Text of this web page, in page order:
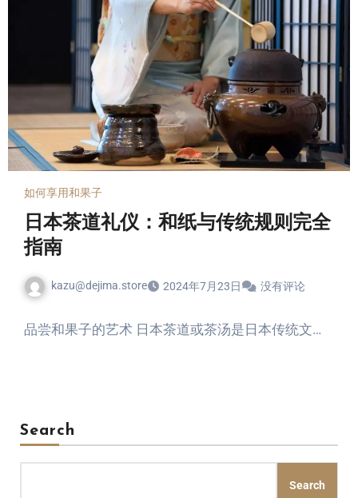
如何享用和果子
日本茶道礼仪：和纸与传统规则完全
指南
kazu@dejima.store 2024年7月23日 没有评论
品尝和果子的艺术 日本茶道或茶汤是日本传统文…
Search
Search